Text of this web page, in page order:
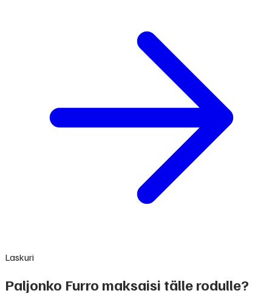
Laskuri
Paljonko Furro maksaisi tälle rodulle?